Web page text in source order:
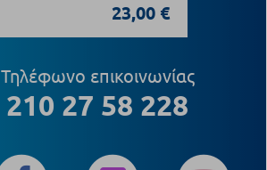
23,00 €
Τηλέφωνο επικοινωνίας
210 27 58 228